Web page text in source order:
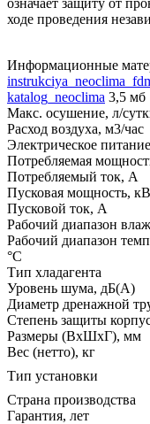
ходе проведения
Информационные
katalog_neoclima 3,5 мб
Макс. осушение, л/
Расход воздуха, м3/час
Электрическое
Потребляемая
Потребляемый ток, А
Пусковая мощность,
Пусковой ток, А
Рабочий диапазон
Рабочий диапазон
°С
Тип хладагента
Уровень шума, дБ(A)
Диаметр дренажной
Степень защиты
Размеры (ВхШхГ), мм
Вес (нетто), кг
Тип установки
Страна производства
Гарантия, лет